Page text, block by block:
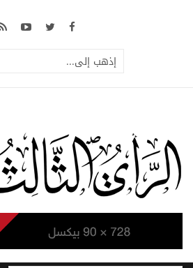
إذهب إلى...